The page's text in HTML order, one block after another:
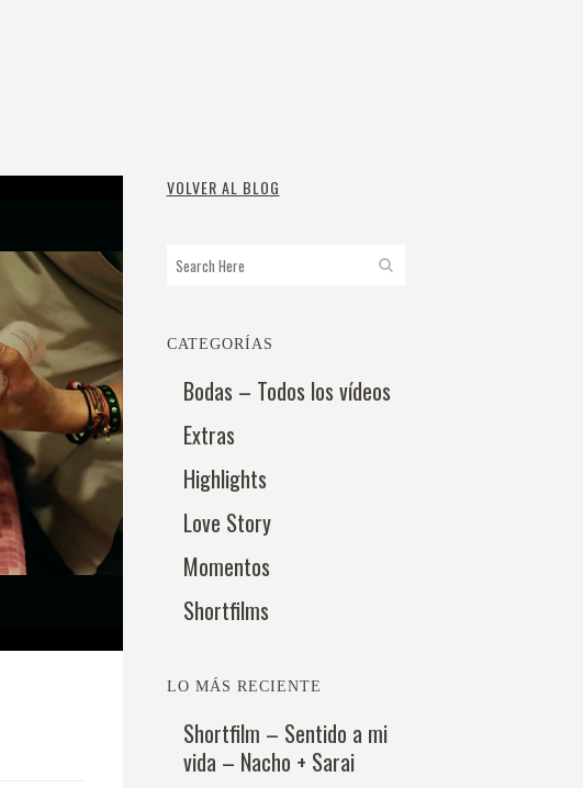
VOLVER AL BLOG
CATEGORÍAS
Bodas – Todos los vídeos
Extras
Highlights
Love Story
Momentos
Shortfilms
LO MÁS RECIENTE
Shortfilm – Sentido a mi
vida – Nacho + Sarai